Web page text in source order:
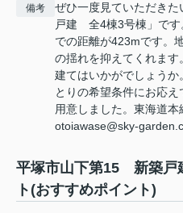
備考
ぜひ一度見ていただき
戸建 全4棟3号棟」です
での距離が423mです。
の揺れを抑えてくれま
建てはいかがでしょう
とりの希望条件にお応
用意しました。東海道本
otoiawase@sky-
平塚市山下第15 新築
ト(おすすめポイント)